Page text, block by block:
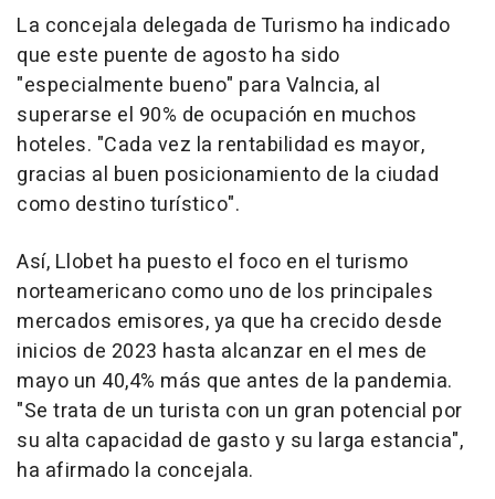
La concejala delegada de Turismo ha indicado
que este puente de agosto ha sido
"especialmente bueno" para Valncia, al
superarse el 90% de ocupación en muchos
hoteles. "Cada vez la rentabilidad es mayor,
gracias al buen posicionamiento de la ciudad
como destino turístico".
Así, Llobet ha puesto el foco en el turismo
norteamericano como uno de los principales
mercados emisores, ya que ha crecido desde
inicios de 2023 hasta alcanzar en el mes de
mayo un 40,4% más que antes de la pandemia.
"Se trata de un turista con un gran potencial por
su alta capacidad de gasto y su larga estancia",
ha afirmado la concejala.